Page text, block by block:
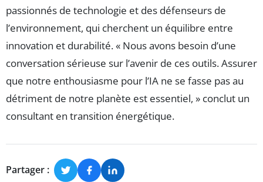
passionnés de technologie et des défenseurs de
l’environnement, qui cherchent un équilibre entre
innovation et durabilité. « Nous avons besoin d’une
conversation sérieuse sur l’avenir de ces outils. Assurer
que notre enthousiasme pour l’IA ne se fasse pas au
détriment de notre planète est essentiel, » conclut un
consultant en transition énergétique.
Partager :